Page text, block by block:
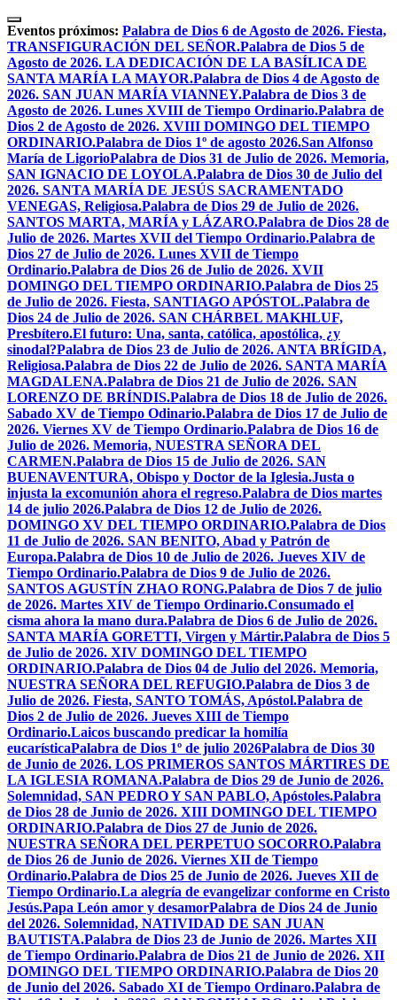
Skip
to
content
Eventos próximos: Palabra de Dios 6 de Agosto de 2026. Fiesta,
TRANSFIGURACIÓN DEL SEÑOR.Palabra de Dios 5 de
Agosto de 2026. LA DEDICACIÓN DE LA BASÍLICA DE
SANTA MARÍA LA MAYOR.Palabra de Dios 4 de Agosto de
2026. SAN JUAN MARÍA VIANNEY.Palabra de Dios 3 de
Agosto de 2026. Lunes XVIII de Tiempo Ordinario.Palabra de
Dios 2 de Agosto de 2026. XVIII DOMINGO DEL TIEMPO
ORDINARIO.Palabra de Dios 1º de agosto 2026.San Alfonso
María de LigorioPalabra de Dios 31 de Julio de 2026. Memoria,
SAN IGNACIO DE LOYOLA.Palabra de Dios 30 de Julio del
2026. SANTA MARÍA DE JESÚS SACRAMENTADO
VENEGAS, Religiosa.Palabra de Dios 29 de Julio de 2026.
SANTOS MARTA, MARÍA y LÁZARO.Palabra de Dios 28 de
Julio de 2026. Martes XVII del Tiempo Ordinario.Palabra de
Dios 27 de Julio de 2026. Lunes XVII de Tiempo
Ordinario.Palabra de Dios 26 de Julio de 2026. XVII
DOMINGO DEL TIEMPO ORDINARIO.Palabra de Dios 25
de Julio de 2026. Fiesta, SANTIAGO APÓSTOL.Palabra de
Dios 24 de Julio de 2026. SAN CHÁRBEL MAKHLUF,
Presbítero.El futuro: Una, santa, católica, apostólica, ¿y
sinodal?Palabra de Dios 23 de Julio de 2026. ANTA BRÍGIDA,
Religiosa.Palabra de Dios 22 de Julio de 2026. SANTA MARÍA
MAGDALENA.Palabra de Dios 21 de Julio de 2026. SAN
LORENZO DE BRÍNDIS.Palabra de Dios 18 de Julio de 2026.
Sabado XV de Tiempo Odinario.Palabra de Dios 17 de Julio de
2026. Viernes XV de Tiempo Ordinario.Palabra de Dios 16 de
Julio de 2026. Memoria, NUESTRA SEÑORA DEL
CARMEN.Palabra de Dios 15 de Julio de 2026. SAN
BUENAVENTURA, Obispo y Doctor de la Iglesia.Justa o
injusta la excomunión ahora el regreso.Palabra de Dios martes
14 de julio 2026.Palabra de Dios 12 de Julio de 2026.
DOMINGO XV DEL TIEMPO ORDINARIO.Palabra de Dios
11 de Julio de 2026. SAN BENITO, Abad y Patrón de
Europa.Palabra de Dios 10 de Julio de 2026. Jueves XIV de
Tiempo Ordinario.Palabra de Dios 9 de Julio de 2026.
SANTOS AGUSTÍN ZHAO RONG.Palabra de Dios 7 de julio
de 2026. Martes XIV de Tiempo Ordinario.Consumado el
cisma ahora la mano dura.Palabra de Dios 6 de Julio de 2026.
SANTA MARÍA GORETTI, Virgen y Mártir.Palabra de Dios 5
de Julio de 2026. XIV DOMINGO DEL TIEMPO
ORDINARIO.Palabra de Dios 04 de Julio del 2026. Memoria,
NUESTRA SEÑORA DEL REFUGIO.Palabra de Dios 3 de
Julio de 2026. Fiesta, SANTO TOMÁS, Apóstol.Palabra de
Dios 2 de Julio de 2026. Jueves XIII de Tiempo
Ordinario.Laicos buscando predicar la homilía
eucarísticaPalabra de Dios 1º de julio 2026Palabra de Dios 30
de Junio de 2026. LOS PRIMEROS SANTOS MÁRTIRES DE
LA IGLESIA ROMANA.Palabra de Dios 29 de Junio de 2026.
Solemnidad, SAN PEDRO Y SAN PABLO, Apóstoles.Palabra
de Dios 28 de Junio de 2026. XIII DOMINGO DEL TIEMPO
ORDINARIO.Palabra de Dios 27 de Junio de 2026.
NUESTRA SEÑORA DEL PERPETUO SOCORRO.Palabra
de Dios 26 de Junio de 2026. Viernes XII de Tiempo
Ordinario.Palabra de Dios 25 de Junio de 2026. Jueves XII de
Tiempo Ordinario.La alegría de evangelizar conforme en Cristo
Jesús.Papa León amor y desamorPalabra de Dios 24 de Junio
del 2026. Solemnidad, NATIVIDAD DE SAN JUAN
BAUTISTA.Palabra de Dios 23 de Junio de 2026. Martes XII
de Tiempo Ordinario.Palabra de Dios 21 de Junio de 2026. XII
DOMINGO DEL TIEMPO ORDINARIO.Palabra de Dios 20
de Junio del 2026. Sabado XI de Tiempo Ordinaro.Palabra de